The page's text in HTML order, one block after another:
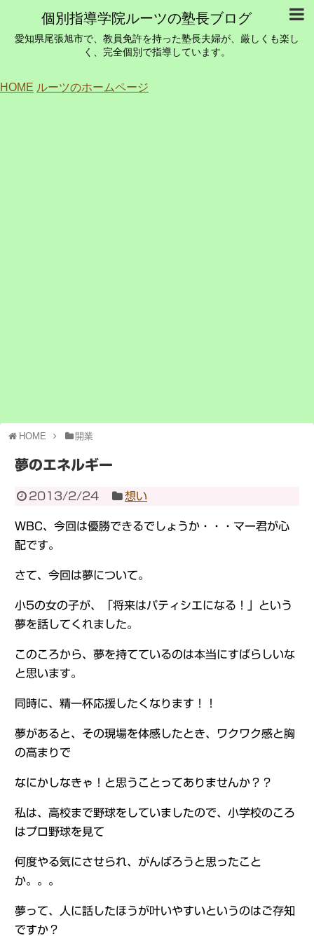
個別指導学院ルーツの塾長ブログ
愛知県尾張旭市で、教員免許を持った塾長夫婦が、厳しくも楽し
く、完全個別で指導しています。
HOME ルーツのホームページ
HOME 開業
夢のエネルギー
2013/2/24 想い
WBC、今回は優勝できるでしょうか・・・マー君が心
配です。
さて、今回は夢について。
小5の女の子が、「将来はパティシエになる！」という
夢を話してくれました。
このころから、夢を持てているのは本当にすばらしいな
と思います。
同時に、精一杯応援したくなります！！
夢があると、その現場を体感したとき、ワクワク感と胸
の高まりで
なにかしなきゃ！と思うことってありませんか？？
私は、高校まで野球をしていましたので、小学校のころ
はプロ野球を見て
何度やる気にさせられ、がんばろうと思ったこと
か。。。
夢って、人に話したほうが叶いやすいというのはご存知
ですか？